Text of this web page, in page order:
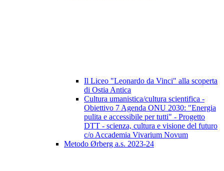
Il Liceo "Leonardo da Vinci" alla scoperta
di Ostia Antica
Cultura umanistica/cultura scientifica -
Obiettivo 7 Agenda ONU 2030: "Energia
pulita e accessibile per tutti" - Progetto
DTT - scienza, cultura e visione del futuro
c/o Accademia Vivarium Novum
Metodo Ørberg a.s. 2023-24